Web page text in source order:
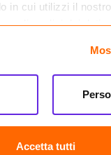
in cui utilizzi il
di analisi dei dati
loro o che
Accetta tutti
REA: NA-884088
Marinare 128, 80147 Napoli